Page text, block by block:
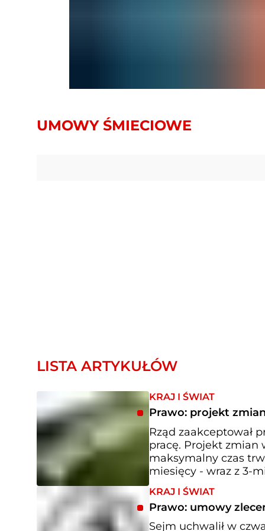
UMOWY ŚMIECIOWE
LISTA ARTYKUŁÓW
KRAJ I ŚWIAT
Prawo: projekt
Rząd zaakceptował
pracę. Projekt zmian
maksymalny czas
miesięcy - wraz z 3-
KRAJ I ŚWIAT
Prawo: umowy
Sejm uchwalił w